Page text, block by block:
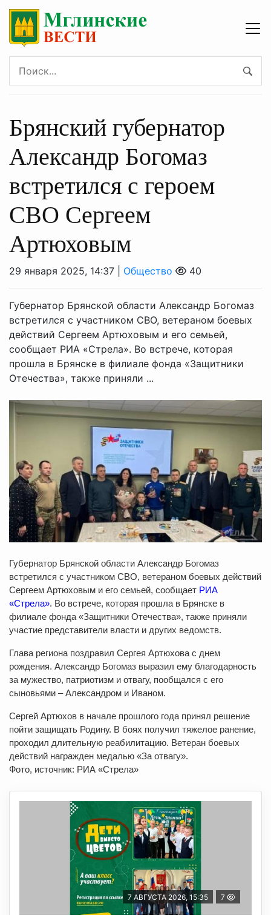
Брянский губернатор
Александр Богомаз
встретился с героем
СВО Сергеем
Артюховым
29 января 2025, 14:37 | Общество 40
Губернатор Брянской области Александр Богомаз
встретился с участником СВО, ветераном боевых
действий Сергеем Артюховым и его семьей,
сообщает РИА «Стрела». Во встрече, которая
прошла в Брянске в филиале фонда «Защитники
Отечества», также приняли ...
Губернатор Брянской области Александр Богомаз
встретился с участником СВО, ветераном боевых действий
Сергеем Артюховым и его семьей, сообщает РИА
«Стрела». Во встрече, которая прошла в Брянске в
филиале фонда «Защитники Отечества», также приняли
участие представители власти и других ведомств.
Глава региона поздравил Сергея Артюхова с днем
рождения. Александр Богомаз выразил ему благодарность
за мужество, патриотизм и отвагу, пообщался с его
сыновьями – Александром и Иваном.
Сергей Артюхов в начале прошлого года принял решение
пойти защищать Родину. В боях получил тяжелое ранение,
проходил длительную реабилитацию. Ветеран боевых
действий награжден медалью «За отвагу».
Фото, источник: РИА «Стрела»
7 АВГУСТА 2026, 15:35 7